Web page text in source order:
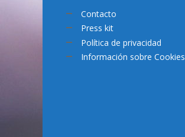
Contacto
Press kit
Política de privacidad
Información sobre Cookies